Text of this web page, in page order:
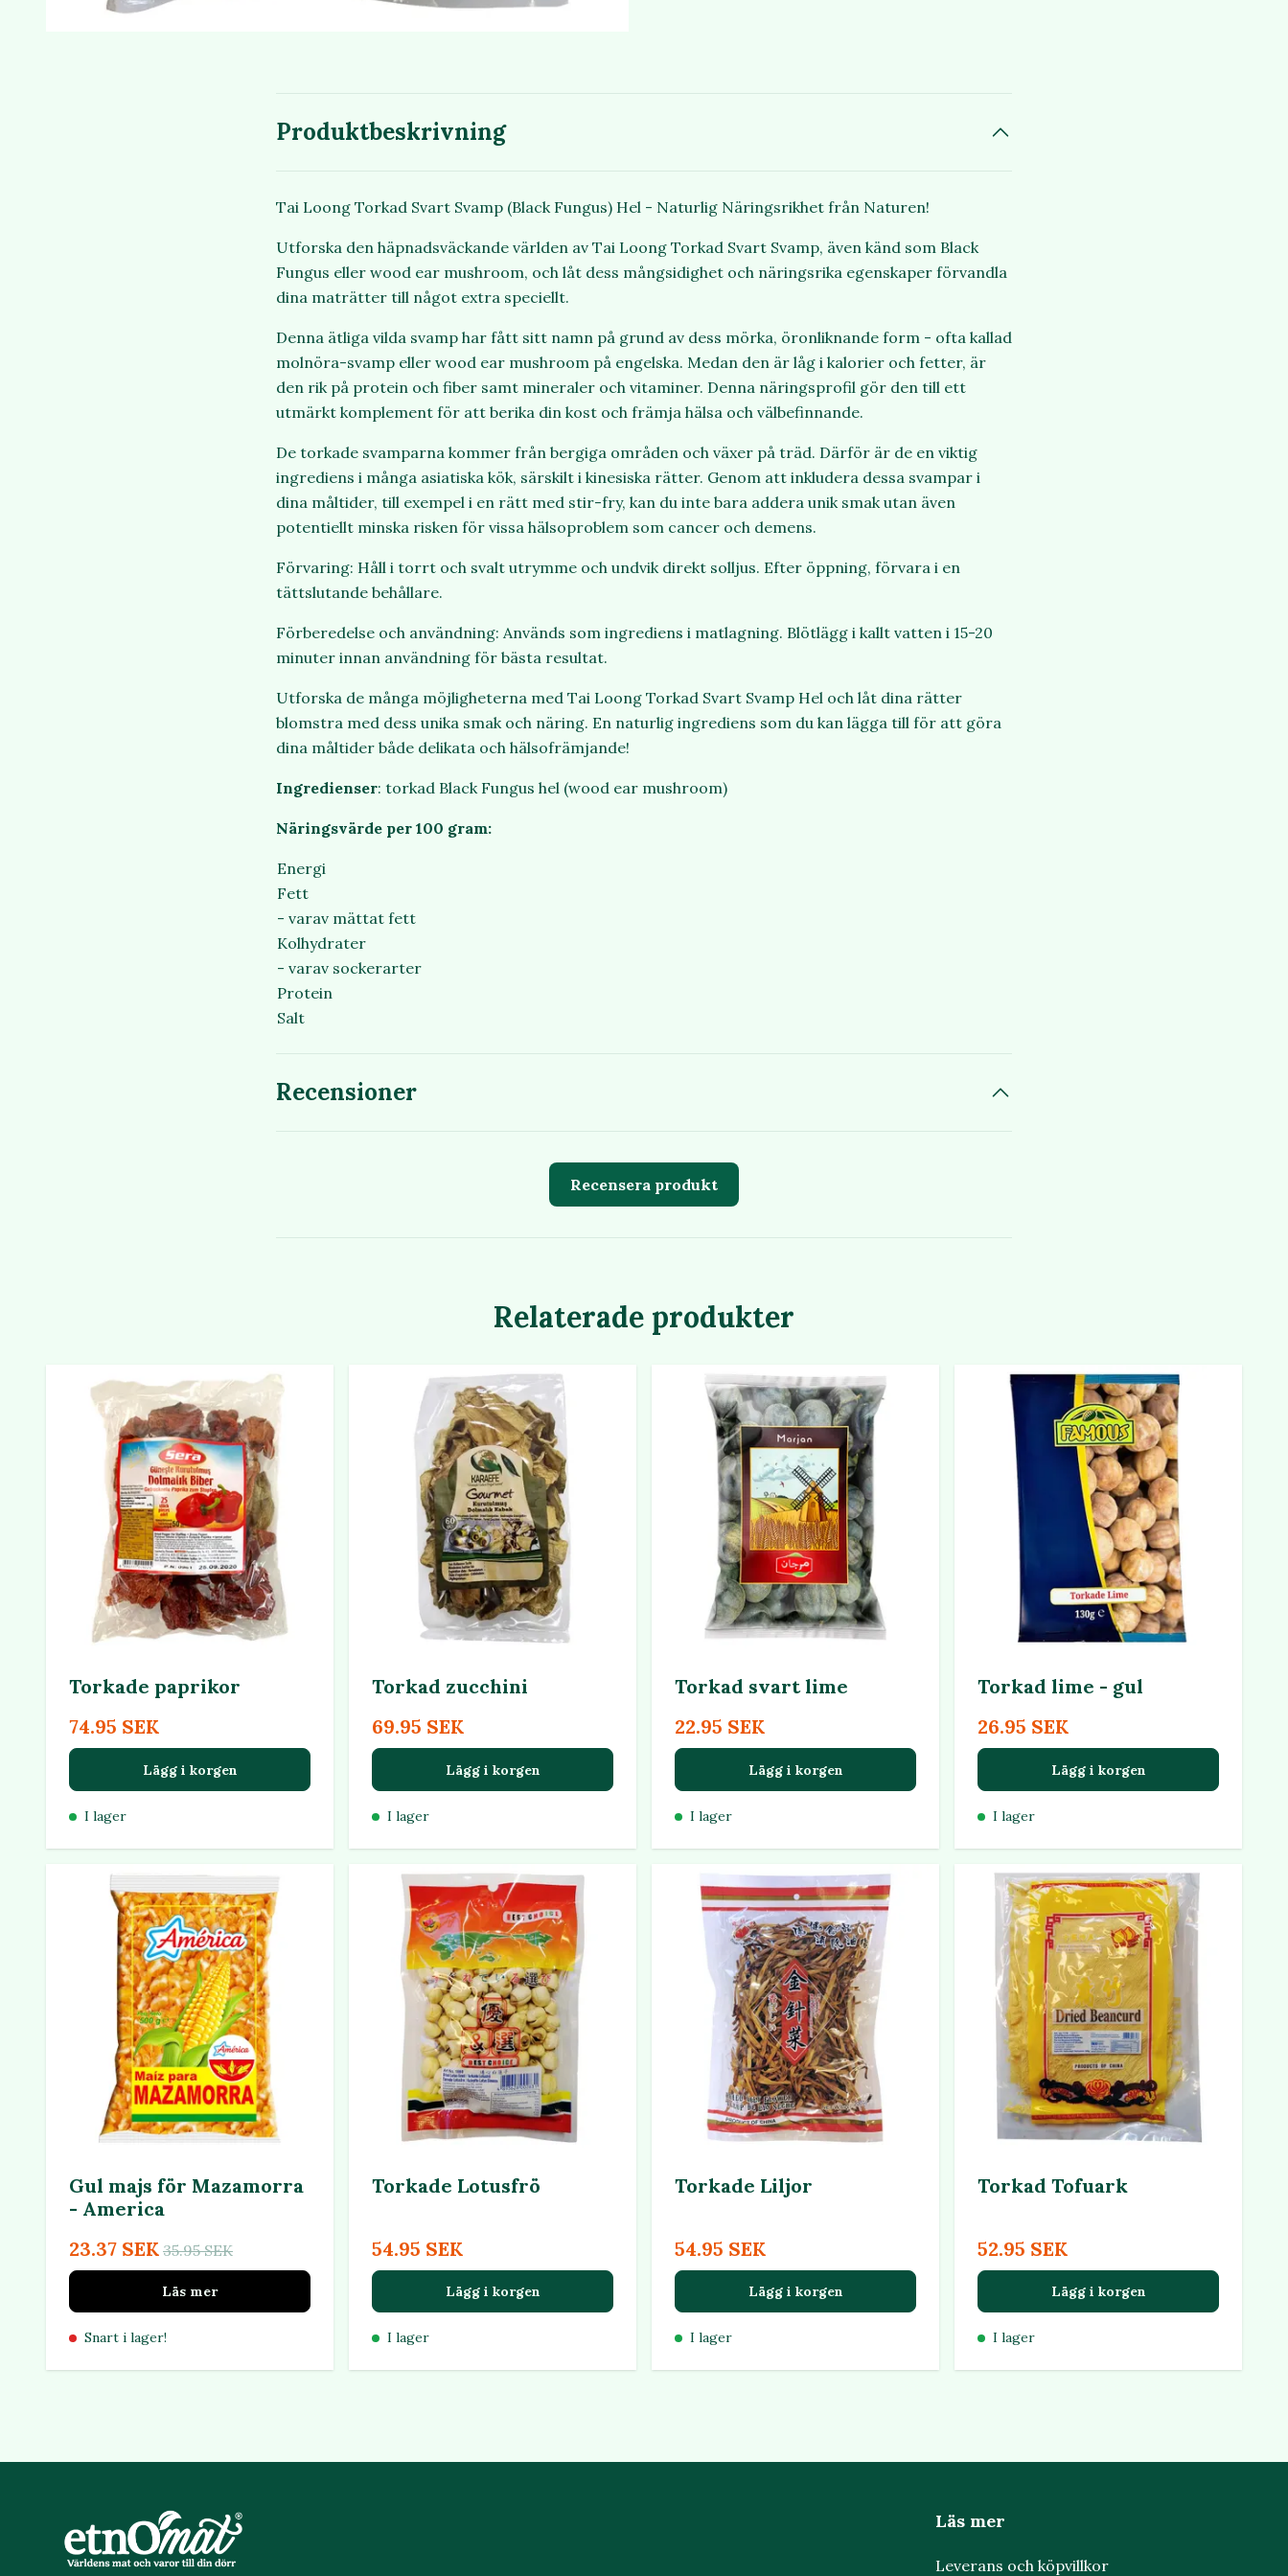
Produktbeskrivning
Tai Loong Torkad Svart Svamp (Black Fungus) Hel - Naturlig Näringsrikhet från Naturen!
Utforska den häpnadsväckande världen av Tai Loong Torkad Svart Svamp, även känd som Black
Fungus eller wood ear mushroom, och låt dess mångsidighet och näringsrika egenskaper förvandla
dina maträtter till något extra speciellt.
Denna ätliga vilda svamp har fått sitt namn på grund av dess mörka, öronliknande form - ofta kallad
molnöra-svamp eller wood ear mushroom på engelska. Medan den är låg i kalorier och fetter, är
den rik på protein och fiber samt mineraler och vitaminer. Denna näringsprofil gör den till ett
utmärkt komplement för att berika din kost och främja hälsa och välbefinnande.
De torkade svamparna kommer från bergiga områden och växer på träd. Därför är de en viktig
ingrediens i många asiatiska kök, särskilt i kinesiska rätter. Genom att inkludera dessa svampar i
dina måltider, till exempel i en rätt med stir-fry, kan du inte bara addera unik smak utan även
potentiellt minska risken för vissa hälsoproblem som cancer och demens.
Förvaring: Håll i torrt och svalt utrymme och undvik direkt solljus. Efter öppning, förvara i en
tättslutande behållare.
Förberedelse och användning: Används som ingrediens i matlagning. Blötlägg i kallt vatten i 15-20
minuter innan användning för bästa resultat.
Utforska de många möjligheterna med Tai Loong Torkad Svart Svamp Hel och låt dina rätter
blomstra med dess unika smak och näring. En naturlig ingrediens som du kan lägga till för att göra
dina måltider både delikata och hälsofrämjande!
Ingredienser: torkad Black Fungus hel (wood ear mushroom)
Näringsvärde per 100 gram:
Energi
Fett
- varav mättat fett
Kolhydrater
- varav sockerarter
Protein
Salt
Recensioner
Recensera produkt
Relaterade produkter
Torkade paprikor
74.95 SEK
Lägg i korgen
I lager
Torkad zucchini
69.95 SEK
Lägg i korgen
I lager
Torkad svart lime
22.95 SEK
Lägg i korgen
I lager
Torkad lime - gul
26.95 SEK
Lägg i korgen
I lager
Gul majs för Mazamorra
- America
23.37 SEK 35.95 SEK
Läs mer
Snart i lager!
Torkade Lotusfrö
54.95 SEK
Lägg i korgen
I lager
Torkade Liljor
54.95 SEK
Lägg i korgen
I lager
Torkad Tofuark
52.95 SEK
Lägg i korgen
I lager
Läs mer
Leverans och köpvillkor